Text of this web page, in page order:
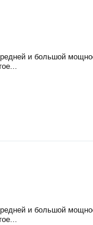
и большой
и большой